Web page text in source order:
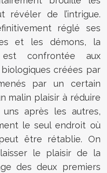
de l’intrigue.
réglé ses
et les démons, la
confrontée aux
créées par
par un certain
malin plaisir à réduire
après les autres,
le seul endroit où
être rétablie. On
le plaisir de la
des deux premiers